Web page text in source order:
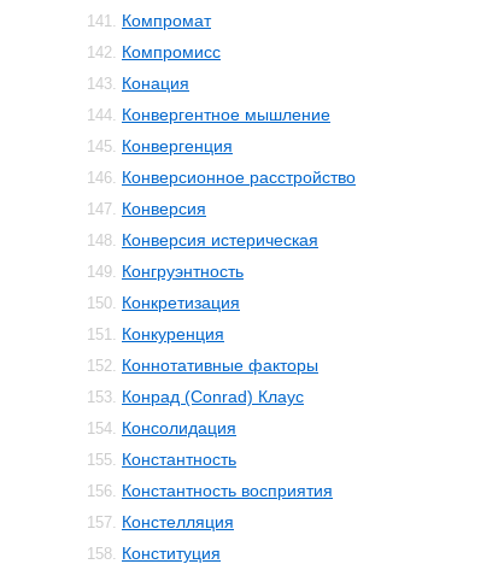
141. Компромат
142. Компромисс
143. Конация
144. Конвергентное мышление
145. Конвергенция
146. Конверсионное расстройство
147. Конверсия
148. Конверсия истерическая
149. Конгруэнтность
150. Конкретизация
151. Конкуренция
152. Коннотативные факторы
153. Конрад (Conrad) Клаус
154. Консолидация
155. Константность
156. Константность восприятия
157. Констелляция
158. Конституция